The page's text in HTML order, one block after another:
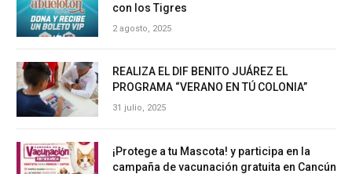
con los Tigres
2 agosto, 2025
REALIZA EL DIF BENITO JUÁREZ EL
PROGRAMA “VERANO EN TÚ COLONIA”
31 julio, 2025
¡Protege a tu Mascota! y participa en la
campaña de vacunación gratuita en Cancún